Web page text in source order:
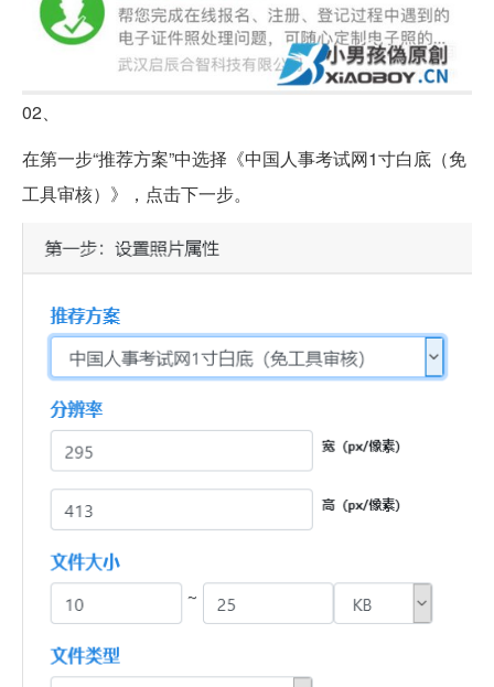
02、
在第一步“推荐方案”中选择《中国人事考试网1寸白底（免
工具审核）》，点击下一步。